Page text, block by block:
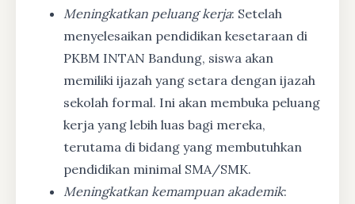
Meningkatkan peluang kerja: Setelah
menyelesaikan pendidikan kesetaraan di
PKBM INTAN Bandung, siswa akan
memiliki ijazah yang setara dengan ijazah
sekolah formal. Ini akan membuka peluang
kerja yang lebih luas bagi mereka,
terutama di bidang yang membutuhkan
pendidikan minimal SMA/SMK.
Meningkatkan kemampuan akademik: